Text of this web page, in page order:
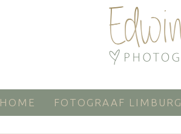
HOME FOTOGRAAF LIMBURG